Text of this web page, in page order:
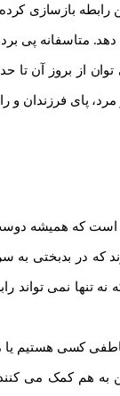
رابطه بازسازی
متاسفانه پی
از بروز آن تا
مرد، پای فرزندان و
که همیشه دوست
در بدبختی به
نه تنها نمی
کسی هستیم یا
به هم کمک می